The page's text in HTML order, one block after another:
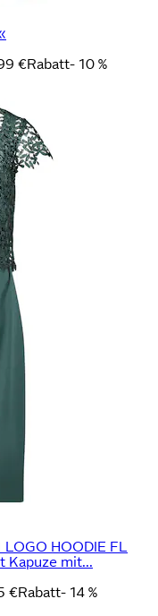
€Rabatt- 10 %
HOODIE FL
Kapuze mit...
€Rabatt- 14 %